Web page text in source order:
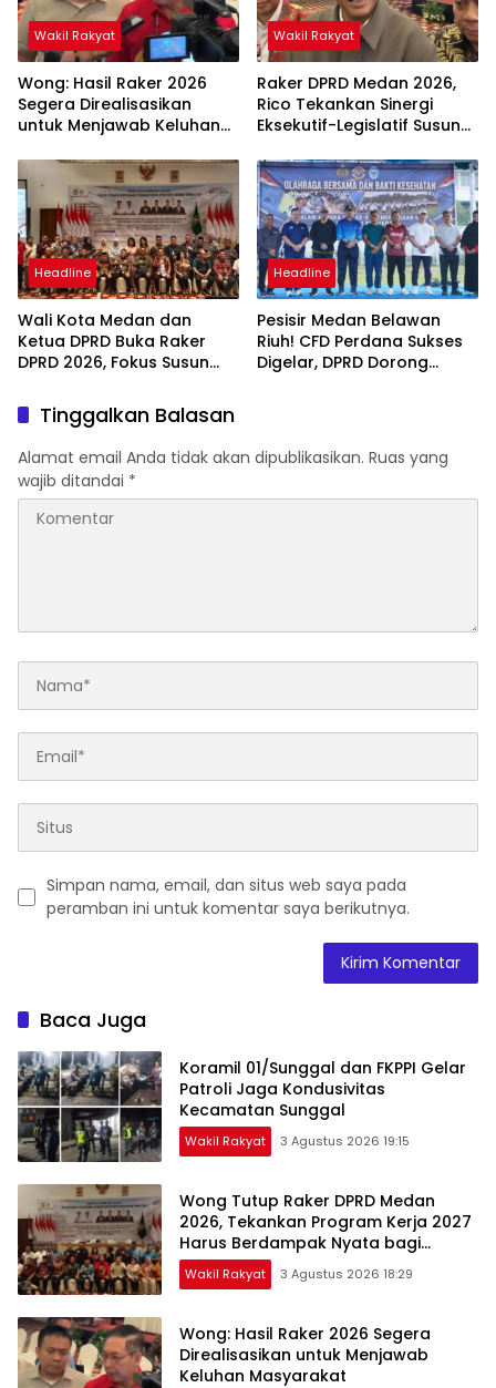
Wakil Rakyat
Wong: Hasil Raker 2026
Segera Direalisasikan
untuk Menjawab Keluhan
Wakil Rakyat
Raker DPRD Medan 2026,
Rico Tekankan Sinergi
Eksekutif-Legislatif Susun
Headline
Wali Kota Medan dan
Ketua DPRD Buka Raker
DPRD 2026, Fokus Susun
Berbasis Digitalisasi dan
Inovasi
Headline
Pesisir Medan Belawan
Riuh! CFD Perdana Sukses
Digelar, DPRD Dorong
Tinggalkan Balasan
Alamat email Anda tidak akan dipublikasikan. Ruas yang
wajib ditandai *
Simpan nama, email, dan situs web saya pada
peramban ini untuk komentar saya berikutnya.
Baca Juga
Koramil 01/Sunggal dan FKPPI Gelar
Patroli Jaga Kondusivitas
Kecamatan Sunggal
Wakil Rakyat 3 Agustus 2026 19:15
Wong Tutup Raker DPRD Medan
2026, Tekankan Program Kerja 2027
Harus Berdampak Nyata bagi
Masyarakat
Wakil Rakyat 3 Agustus 2026 18:29
Wong: Hasil Raker 2026 Segera
Direalisasikan untuk Menjawab
Keluhan Masyarakat